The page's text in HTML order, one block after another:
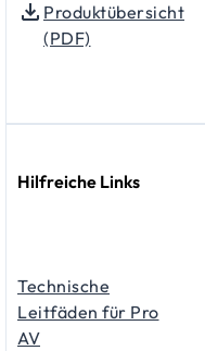
Produktübersicht
(PDF)
Hilfreiche Links
Technische
Leitfäden für Pro
AV